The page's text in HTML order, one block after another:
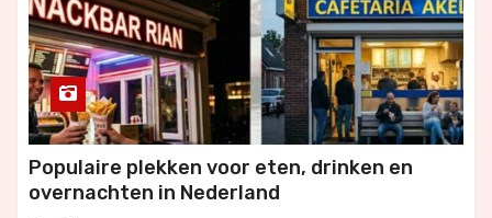
Populaire plekken voor eten, drinken en
overnachten in Nederland